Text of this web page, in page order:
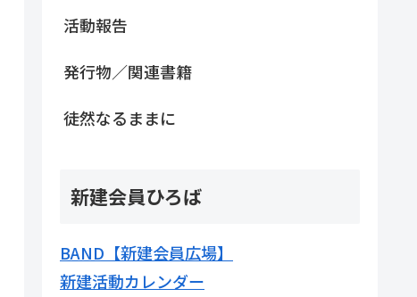
活動報告
発行物／関連書籍
徒然なるままに
新建会員ひろば
BAND【新建会員広場】
新建活動カレンダー